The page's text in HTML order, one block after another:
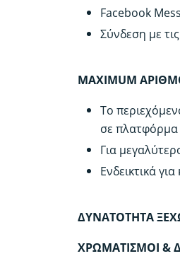
Facebook
Σύνδεση με
MAXIMUM
Το
σε
Για
Ενδεικτικά
ΔΥΝΑΤΟΤΗΤΑ
ΧΡΩΜΑΤΙΣΜΟΙ &